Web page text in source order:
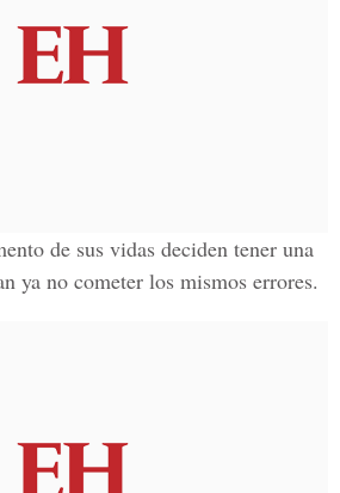
de sus vidas deciden tener una
ya no cometer los mismos errores.